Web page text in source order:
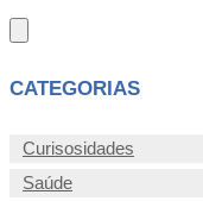
CATEGORIAS
Curisosidades
Saúde